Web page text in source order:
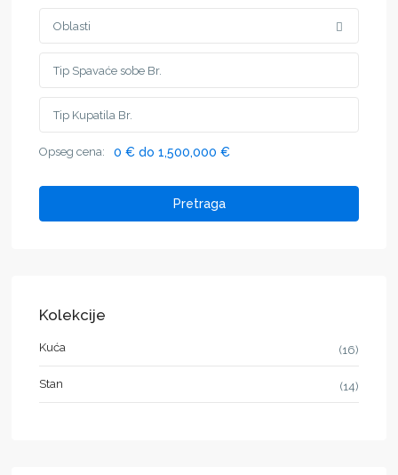
Oblasti
Opseg cena: 0 € do 1,500,000 €
Pretraga
Kolekcije
Kuća (16)
Stan (14)